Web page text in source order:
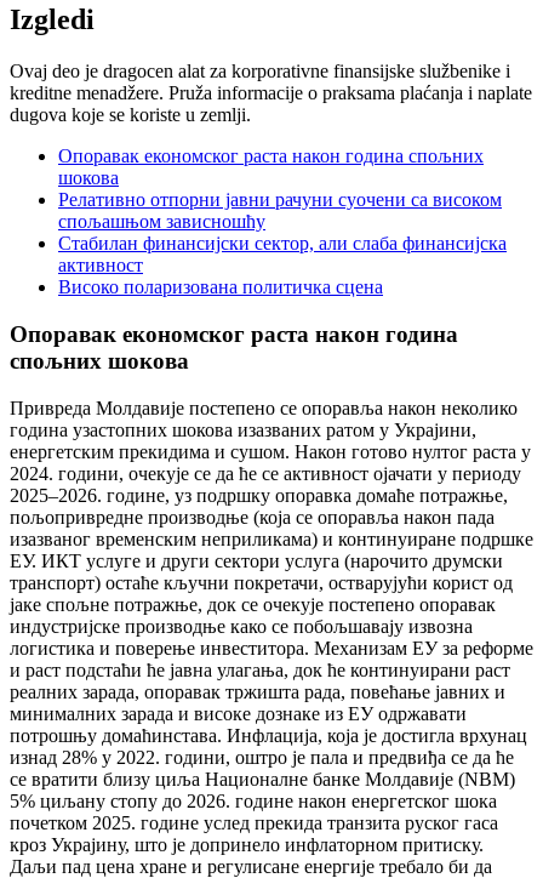
Izgledi
Ovaj deo je dragocen alat za korporativne finansijske službenike i
kreditne menadžere. Pruža informacije o praksama plaćanja i naplate
dugova koje se koriste u zemlji.
Опоравак економског раста након година спољних
шокова
Релативно отпорни јавни рачуни суочени са високом
спољашњом зависношћу
Стабилан финансијски сектор, али слаба финансијска
активност
Високо поларизована политичка сцена
Опоравак економског раста након година
спољних шокова
Привреда Молдавије постепено се опоравља након неколико
година узастопних шокова изазваних ратом у Украјини,
енергетским прекидима и сушом. Након готово нултог раста у
2024. години, очекује се да ће се активност ојачати у периоду
2025–2026. године, уз подршку опоравка домаће потражње,
пољопривредне производње (која се опоравља након пада
изазваног временским неприликама) и континуиране подршке
ЕУ. ИКТ услуге и други сектори услуга (нарочито друмски
транспорт) остаће кључни покретачи, остварујући корист од
јаке спољне потражње, док се очекује постепено опоравак
индустријске производње како се побољшавају извозна
логистика и поверење инвеститора. Механизам ЕУ за реформе
и раст подстаћи ће јавна улагања, док ће континуирани раст
реалних зарада, опоравак тржишта рада, повећање јавних и
минималних зарада и високе дознаке из ЕУ одржавати
потрошњу домаћинстава. Инфлација, која је достигла врхунац
изнад 28% у 2022. години, оштро је пала и предвиђа се да ће
се вратити близу циља Националне банке Молдавије (NBM)
5% циљану стопу до 2026. године након енергетског шока
почетком 2025. године услед прекида транзита руског гаса
кроз Украјину, што је допринело инфлаторном притиску.
Даљи пад цена хране и регулисане енергије требало би да